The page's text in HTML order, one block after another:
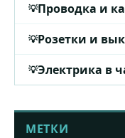
Проводка и
Розетки и
Электрика в
МЕТКИ